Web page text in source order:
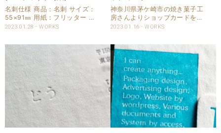
名刺仕様 商品：名刺 サイズ：
55×91㎜ 用紙：フリッター ホ
ワイト 四六判：220㎏（FSC森
面1色（刷色：マットスミ 印
圧：ヘビープレス） Client : 藤
2023.01.28 WORKS
神奈川県茅ケ崎市の焼き菓子工
房さんよりショップカードを賜
わりました。 用紙はフリッター
で仕上げています。 フリッター
ホワイトは、FSC森林認証紙で
環境にも配慮されたショップカ
ードです。 ショッ..
2023.01.16 WORKS